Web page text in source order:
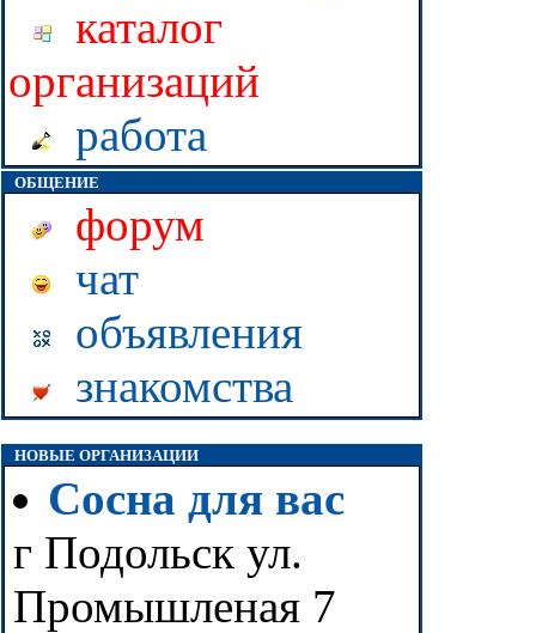
каталог
организаций
работа
ОБЩЕНИЕ
форум
чат
объявления
знакомства
НОВЫЕ ОРГАНИЗАЦИИ
Сосна для вас
г Подольск ул.
Промышленая 7